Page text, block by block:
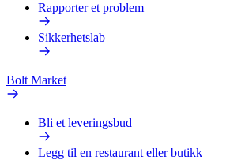
Rapporter et problem
Sikkerhetslab
Bolt Market
Bli et leveringsbud
Legg til en restaurant eller butikk